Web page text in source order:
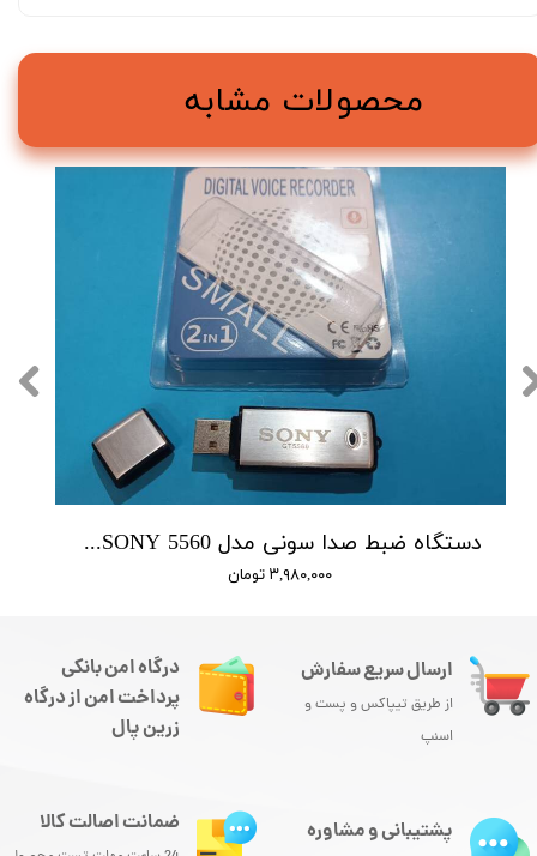
دستگاه ضبط صدا سونی مدل SONY 5560 - حافظه 16 گیگابایت
۳,۹۸۰,۰۰۰ تومان
محصولات مشابه
ارسال سریع سفارش
از طریق تیپاکس و پست و
اسنپ
درگاه امن بانکی
پرداخت امن از درگاه
زرین پال
پشتیبانی و مشاوره ضمانت اصالت کالا